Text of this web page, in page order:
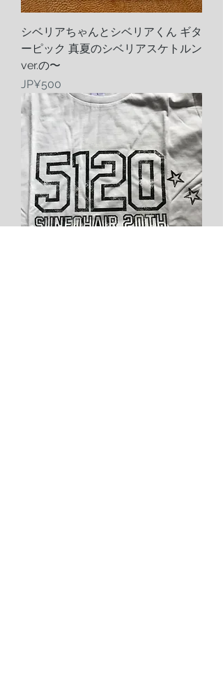
シベリアちゃんとシベリアくん ギタ
ーピック 真夏のシベリアスケトルン
ver.の〜
Harga
JP¥500